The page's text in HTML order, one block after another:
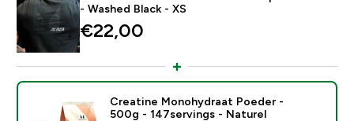
- Washed Black - XS
€22,00‎
Creatine Monohydraat Poeder -
500g - 147servings - Naturel